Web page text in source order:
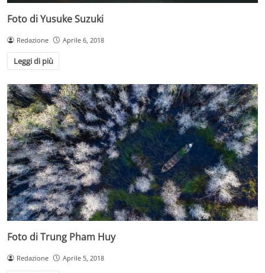
Foto di Yusuke Suzuki
Redazione Aprile 6, 2018
Leggi di più
Foto di Trung Pham Huy
Redazione Aprile 5, 2018